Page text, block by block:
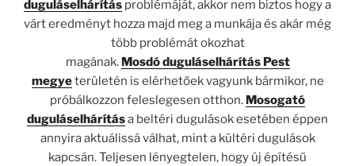
duguláselhárítás problémáját, akkor nem biztos hogy a
várt eredményt hozza majd meg a munkája és akár még
több problémát okozhat
magának. Mosdóduguláselhárítás Pest
megyeterületén is elérhetőek vagyunk bármikor, ne
próbálkozzon feleslegesen otthon. Mosogató
duguláselhárítása beltéri dugulások esetében éppen
annyira aktuálissá válhat, mint a kültéri dugulások
kapcsán. Teljesen lényegtelen, hogy új építésű